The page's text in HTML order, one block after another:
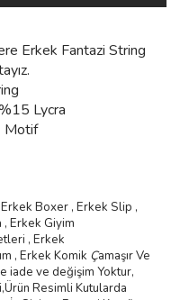
Erkek Fantazi String
Lycra
Motif
Boxer , Erkek Slip ,
, Erkek Giyim
, Erkek
ım , Erkek Komik Çamaşır Ve
iade ve değişim Yoktur,
Resimli Kutularda